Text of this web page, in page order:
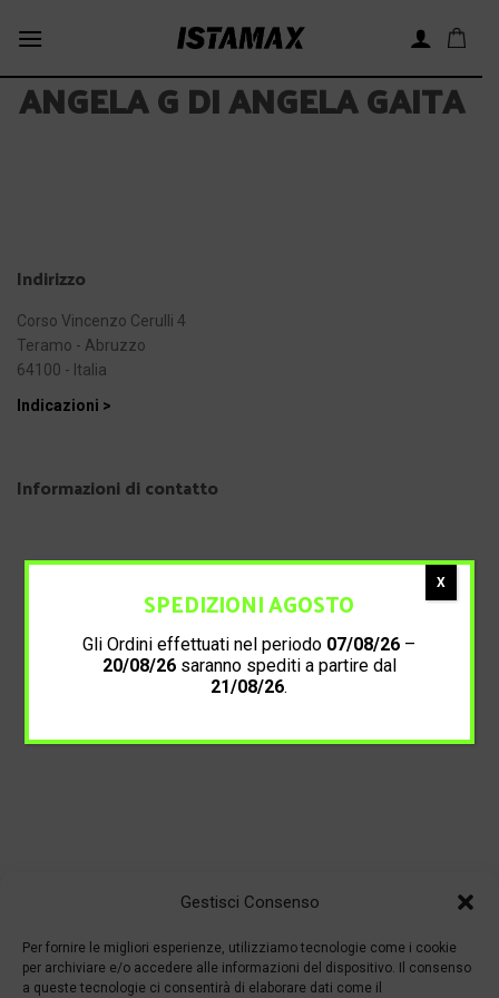
Gestisci Consenso
Per fornire le migliori esperienze, utilizziamo tecnologie come i cookie
per archiviare e/o accedere alle informazioni del dispositivo. Il consenso
a queste tecnologie ci consentirà di elaborare dati come il
ANGELA G DI ANGELA GAITA
Indirizzo
Corso Vincenzo Cerulli 4
Teramo - Abruzzo
64100 - Italia
Indicazioni >
Informazioni di contatto
SPEDIZIONI AGOSTO
Gli Ordini effettuati nel periodo 07/08/26 –
20/08/26saranno spediti a partire dal
21/08/26.
X